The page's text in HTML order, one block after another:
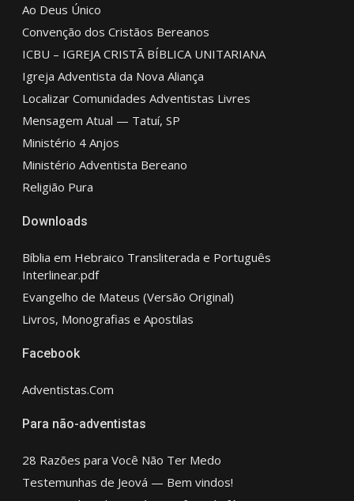
Ao Deus Único
Convenção dos Cristãos Bereanos
ICBU – IGREJA CRISTÃ BÍBLICA UNITARIANA
Igreja Adventista da Nova Aliança
Localizar Comunidades Adventistas Livres
Mensagem Atual — Tatuí, SP
Ministério 4 Anjos
Ministério Adventista Bereano
Religião Pura
Downloads
Bíblia em Hebraico Transliterada e Português
Interlinear.pdf
Evangelho de Mateus (Versão Original)
Livros, Monografias e Apostilas
Facebook
Adventistas.Com
Para não-adventistas
28 Razões para Você Não Ter Medo
Testemunhas de Jeová — Bem vindos!